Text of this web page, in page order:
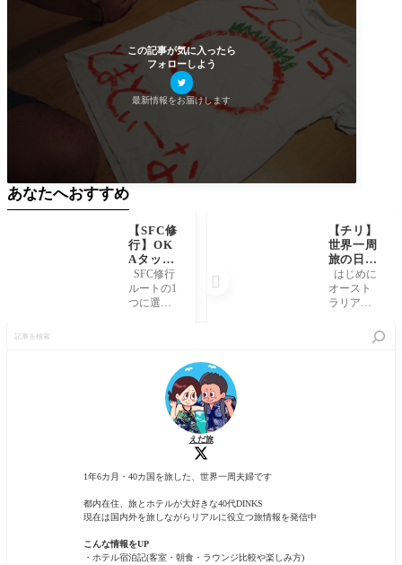
この記事が気に入ったら
フォローしよう
最新情報をお届けします
えだ旅
1年6カ月・40カ国を旅した、世界一周夫婦です
都内在住、旅とホテルが大好きな40代DINKS
現在は国内外を旅しながらリアルに役立つ旅情報を発信中
こんな情報をUP
・ホテル宿泊記(客室・朝食・ラウンジ比較や楽しみ方)
あなたへおすすめ
【SFC修
行】OK
Aタッチ
でも利用
可能!! 那
覇空港お
SFC修行
ルートの1
つに選ん
かく那覇
に行くな
ら 少し時
間を作っ
しみ
【チリ】
世界一周
旅の日記
サンティ
アゴ編
はじめに
オースト
ラリアか
